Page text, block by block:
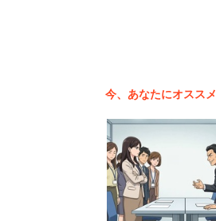
今、あなたにオススメ